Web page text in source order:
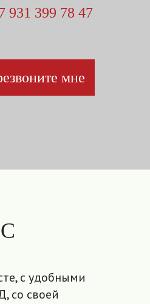
931 399 78 47
мне
с удобными
со своей